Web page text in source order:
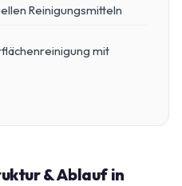
Reinigungsmitteln
mit
& Ablauf in